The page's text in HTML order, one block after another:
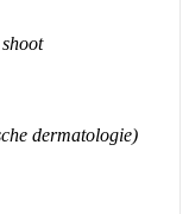
shoot
dermatologie)